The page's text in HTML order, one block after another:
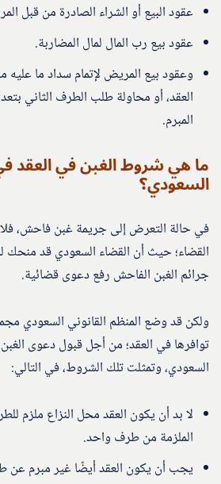
عقود البيع أو الشراء الصادرة من قبل
عقود بيع رب المال لمال المضاربة.
وعقود بيع المريض لإتمام سداد ما
العقد، أو محاولة طلب الطرف الثاني
المبرم.
ما هي شروط الغبن في العقد
السعودي؟
في حالة التعرض إلى جريمة غبن فاحش،
القضاء؛ حيث أن القضاء السعودي قد
جرائم الغبن الفاحش رفع دعوى قضائية.
ولكن قد وضع المنظم القانوني السعودي
توافرها في العقد؛ من أجل قبول دعوى
السعودي، وتمثلت تلك الشروط، في التالي:
لا بد أن يكون العقد محل النزاع ملزم
الملزمة من طرف واحد.
يجب أن يكون العقد أيضًا غير مبرم عن